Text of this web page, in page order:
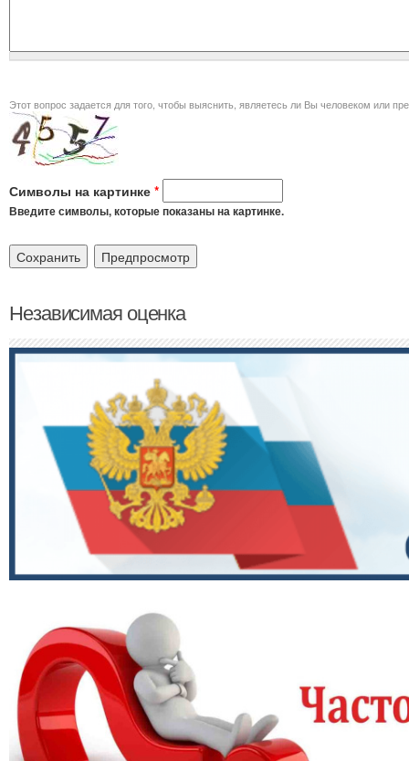
Этот вопрос задается для того,
Символы на картинке *
Введите символы, которые показаны на картинке.
Независимая оценка